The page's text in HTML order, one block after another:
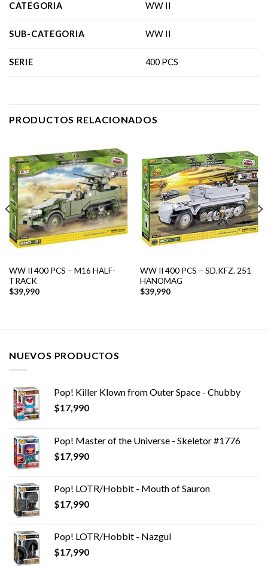
CATEGORIA WW II
SUB-CATEGORIA WW II
SERIE 400 PCS
PRODUCTOS RELACIONADOS
WW II 400 PCS – M16 HALF-
TRACK
$39,990
WW II 400 PCS – SD.KFZ. 251
HANOMAG
$39,990
NUEVOS PRODUCTOS
Pop! Killer Klown from Outer Space - Chubby
$17,990
Pop! Master of the Universe - Skeletor #1776
$17,990
Pop! LOTR/Hobbit - Mouth of Sauron
$17,990
Pop! LOTR/Hobbit - Nazgul
$17,990